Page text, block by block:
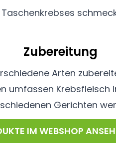
Taschenkrebses
Zubereitung
Arten
umfassen Krebsfleisch
Gerichten
IM WEBSHOP